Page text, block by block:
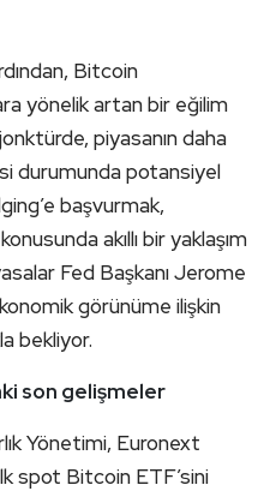
Bitcoin
yönelik artan bir eğilim
piyasanın daha
durumunda potansiyel
başvurmak,
akıllı bir yaklaşım
Fed Başkanı Jerome
görünüme ilişkin
bekliyor.
son gelişmeler
Yönetimi, Euronext
spot Bitcoin ETF’sini